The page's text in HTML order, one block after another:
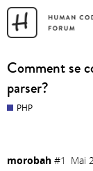
Comment se
parser?
PHP
morobah Mai
#1